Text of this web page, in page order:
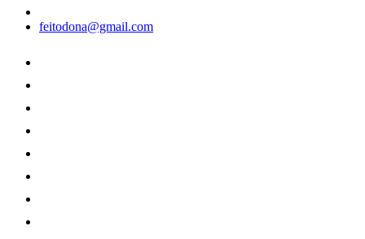
feitodona@gmail.com